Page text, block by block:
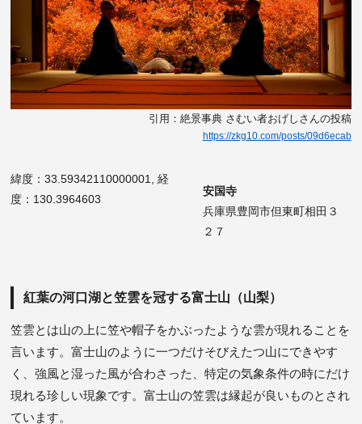
引用：絶景事典 さむい者おげしさんの投稿
https://zkg10.com/posts/09d6ecab
緯度：33.59342110000001, 経
度：130.3964603
安国寺
兵庫県豊岡市但東町相田３
２７
紅葉の河口湖と笠雲を冠する富士山（山梨）
笠雲とは山の上に笠や帽子をかぶったような雲が現れることを
言います。富士山のように一つだけそびえたつ山にできやす
く、強風と湿った風が合わさった、特定の気象条件の時にだけ
現れる珍しい現象です。富士山の笠雲は縁起が良いものとされ
ています。